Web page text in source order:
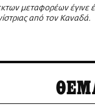
μεταφορέων έγινε
από τον Καναδά.